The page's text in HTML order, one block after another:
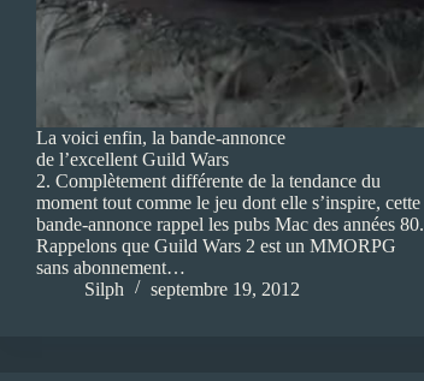
La voici enfin, la bande-annonce
de l’excellent Guild Wars
2. Complètement différente de la tendance du
moment tout comme le jeu dont elle s’inspire, cette
bande-annonce rappel les pubs Mac des années 80.
Rappelons que Guild Wars 2 est un MMORPG
sans abonnement…
Silph
septembre 19, 2012